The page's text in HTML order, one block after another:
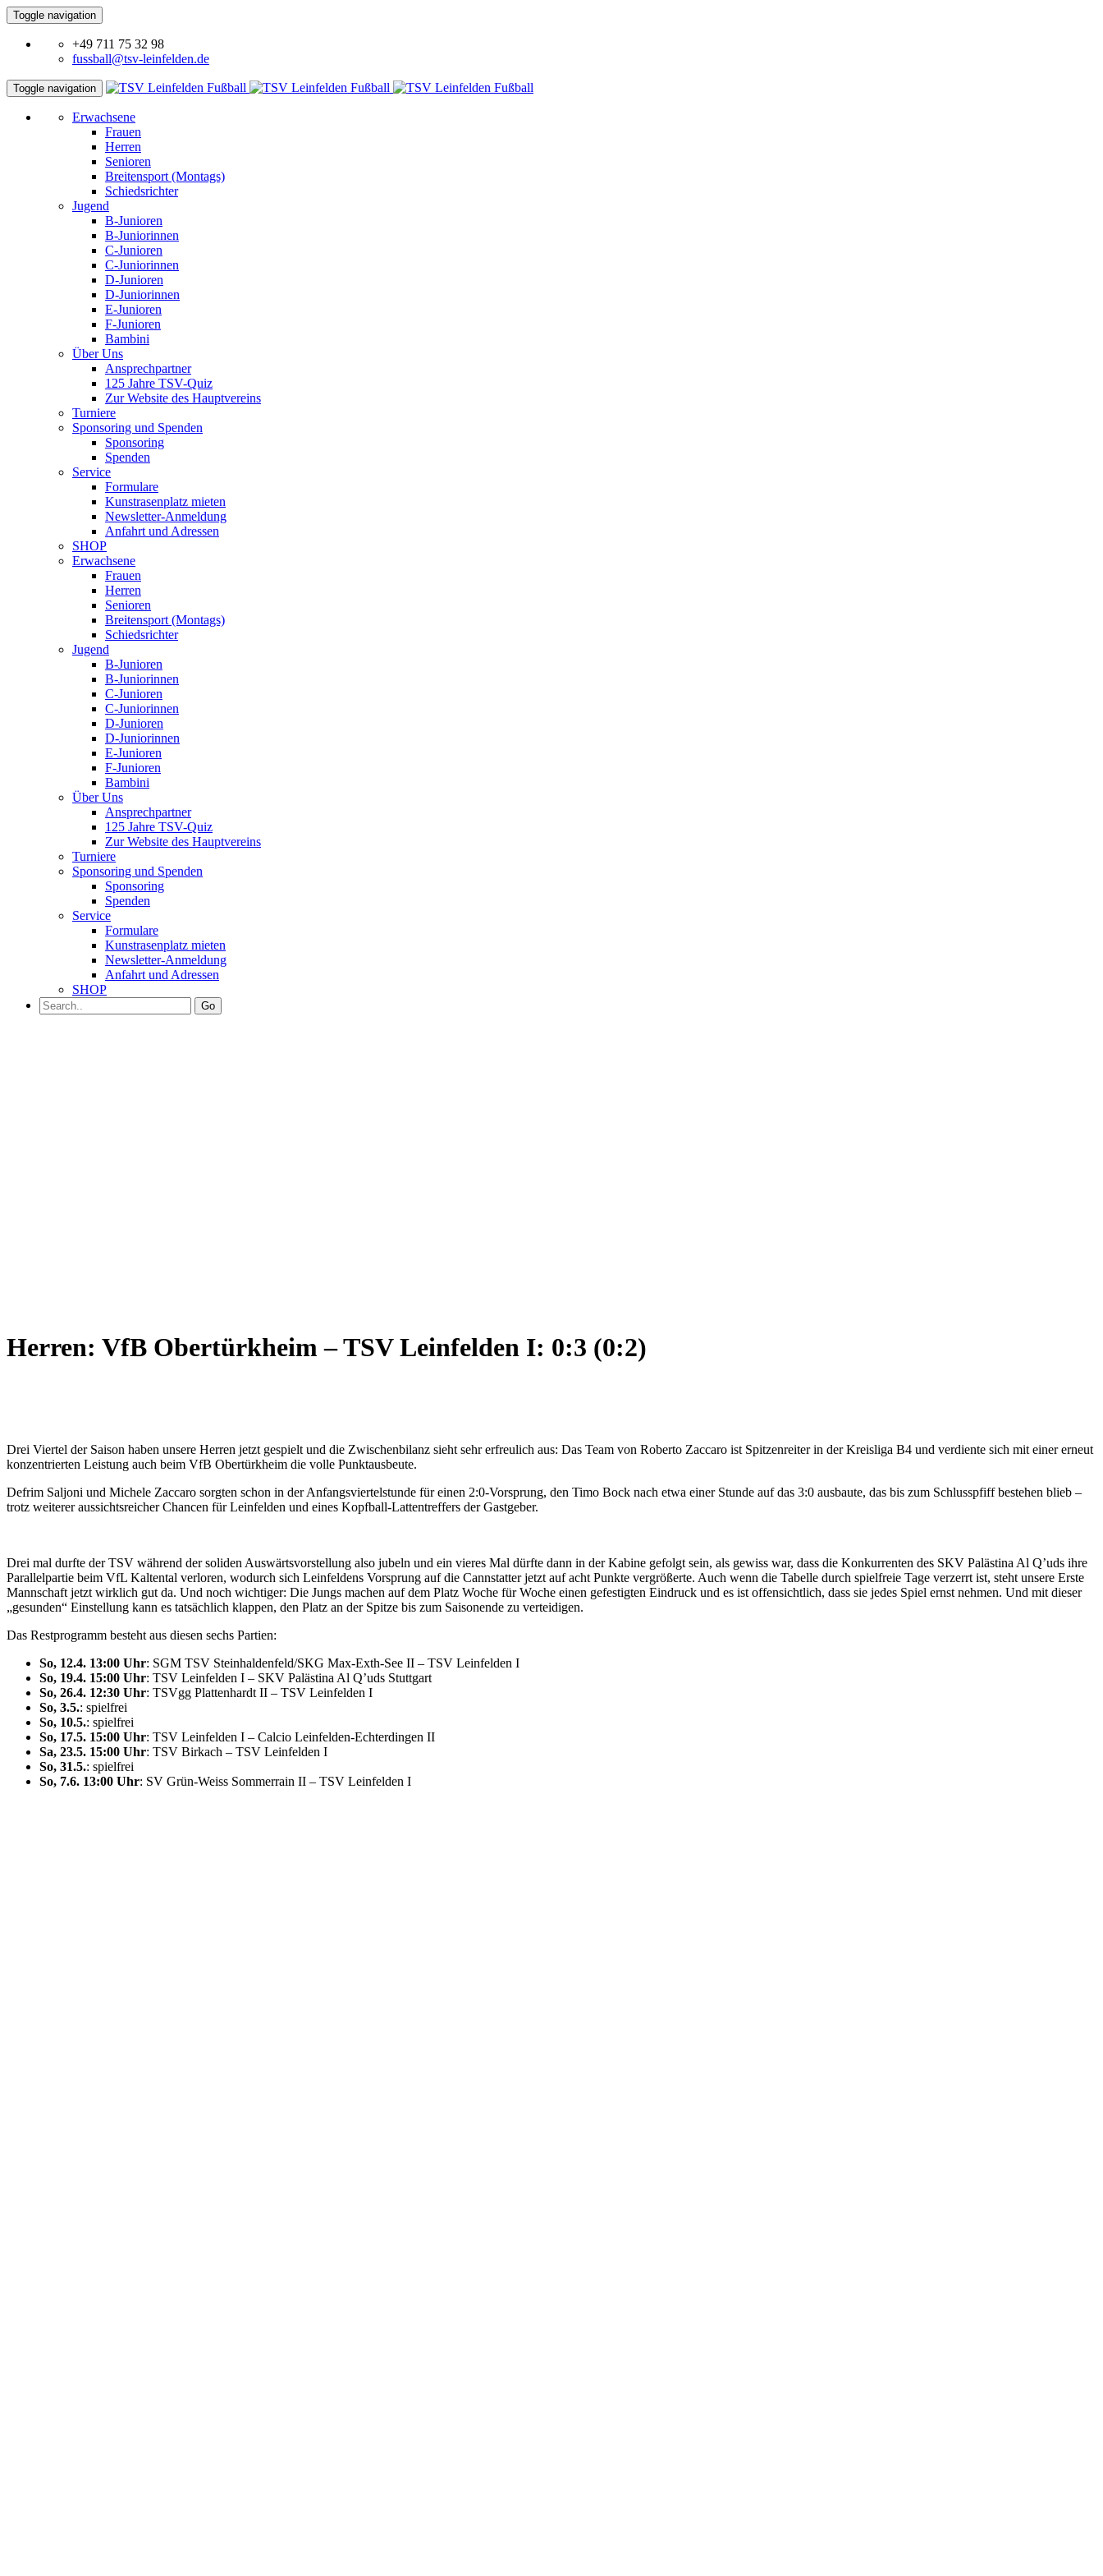
Toggle navigation
+49 711 75 32 98
fussball@tsv-leinfelden.de
Toggle navigation
Erwachsene
Frauen
Herren
Senioren
Breitensport (Montags)
Schiedsrichter
Jugend
B-Junioren
B-Juniorinnen
C-Junioren
C-Juniorinnen
D-Junioren
D-Juniorinnen
E-Junioren
F-Junioren
Bambini
Über Uns
Ansprechpartner
125 Jahre TSV-Quiz
Zur Website des Hauptvereins
Turniere
Sponsoring und Spenden
Sponsoring
Spenden
Service
Formulare
Kunstrasenplatz mieten
Newsletter-Anmeldung
Anfahrt und Adressen
SHOP
Erwachsene
Frauen
Herren
Senioren
Breitensport (Montags)
Schiedsrichter
Jugend
B-Junioren
B-Juniorinnen
C-Junioren
C-Juniorinnen
D-Junioren
D-Juniorinnen
E-Junioren
F-Junioren
Bambini
Über Uns
Ansprechpartner
125 Jahre TSV-Quiz
Zur Website des Hauptvereins
Turniere
Sponsoring und Spenden
Sponsoring
Spenden
Service
Formulare
Kunstrasenplatz mieten
Newsletter-Anmeldung
Anfahrt und Adressen
SHOP
Go
Herren: VfB Obertürkheim – TSV Leinfelden I: 0:3 (0:2)
Drei Viertel der Saison haben unsere Herren jetzt gespielt und die Zwischenbilanz sieht sehr erfreulich aus: Das Team von Roberto Zaccaro ist Spitzenreiter in der Kreisliga B4 und verdiente sich mit einer erneut
konzentrierten Leistung auch beim VfB Obertürkheim die volle Punktausbeute.
Defrim Saljoni und Michele Zaccaro sorgten schon in der Anfangsviertelstunde für einen 2:0-Vorsprung, den Timo Bock nach etwa einer Stunde auf das 3:0 ausbaute, das bis zum Schlusspfiff bestehen blieb –
trotz weiterer aussichtsreicher Chancen für Leinfelden und eines Kopfball-Lattentreffers der Gastgeber.
Drei mal durfte der TSV während der soliden Auswärtsvorstellung also jubeln und ein vieres Mal dürfte dann in der Kabine gefolgt sein, als gewiss war, dass die Konkurrenten des SKV Palästina Al Q’uds ihre
Parallelpartie beim VfL Kaltental verloren, wodurch sich Leinfeldens Vorsprung auf die Cannstatter jetzt auf acht Punkte vergrößerte. Auch wenn die Tabelle durch spielfreie Tage verzerrt ist, steht unsere Erste
Mannschaft jetzt wirklich gut da. Und noch wichtiger: Die Jungs machen auf dem Platz Woche für Woche einen gefestigten Eindruck und es ist offensichtlich, dass sie jedes Spiel ernst nehmen. Und mit dieser
„gesunden“ Einstellung kann es tatsächlich klappen, den Platz an der Spitze bis zum Saisonende zu verteidigen.
Das Restprogramm besteht aus diesen sechs Partien:
So, 12.4. 13:00 Uhr: SGM TSV Steinhaldenfeld/SKG Max-Exth-See II – TSV Leinfelden I
So, 19.4. 15:00 Uhr: TSV Leinfelden I – SKV Palästina Al Q’uds Stuttgart
So, 26.4. 12:30 Uhr: TSVgg Plattenhardt II – TSV Leinfelden I
So, 3.5.: spielfrei
So, 10.5.: spielfrei
So, 17.5. 15:00 Uhr: TSV Leinfelden I – Calcio Leinfelden-Echterdingen II
Sa, 23.5. 15:00 Uhr: TSV Birkach – TSV Leinfelden I
So, 31.5.: spielfrei
So, 7.6. 13:00 Uhr: SV Grün-Weiss Sommerrain II – TSV Leinfelden I